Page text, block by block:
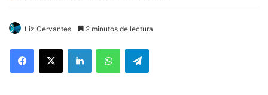
Liz Cervantes 2 minutos de lectura